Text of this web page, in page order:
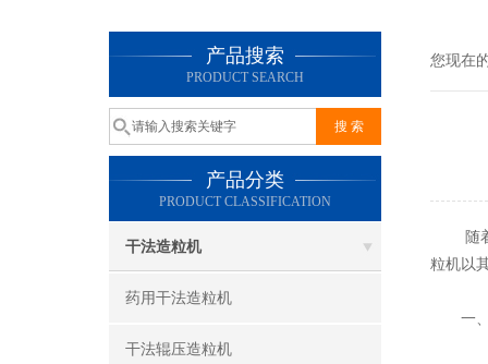
产品搜索
PRODUCT SEARCH
产品分类
PRODUCT CLASSIFICATION
干法造粒机
药用干法造粒机
干法辊压造粒机
您现在
随着
粒机以
一